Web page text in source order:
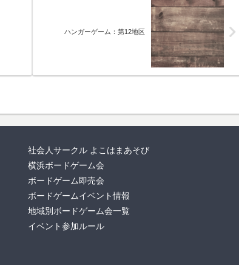
ハンガーゲーム：第12地区
社会人サークル よこはまあそび
横浜ボードゲーム会
ボードゲーム即売会
ボードゲームイベント情報
地域別ボードゲーム会一覧
イベント参加ルール